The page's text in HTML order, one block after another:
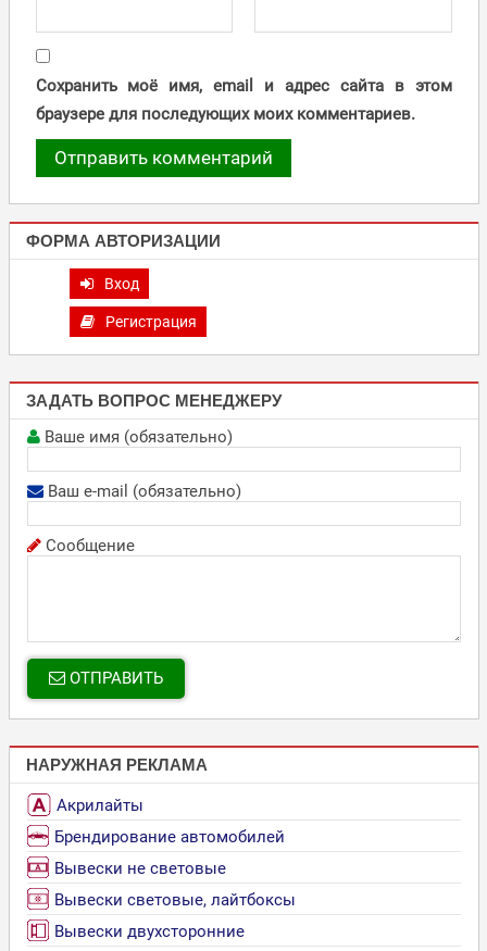
Сохранить моё имя, email и адрес сайта в этом
браузере для последующих моих комментариев.
ФОРМА АВТОРИЗАЦИИ
Вход
Регистрация
ЗАДАТЬ ВОПРОС МЕНЕДЖЕРУ
Ваше имя (обязательно)
Ваш e-mail (обязательно)
Сообщение
ОТПРАВИТЬ
НАРУЖНАЯ РЕКЛАМА
Акрилайты
Брендирование автомобилей
Вывески не световые
Вывески световые, лайтбоксы
Вывески двухсторонние